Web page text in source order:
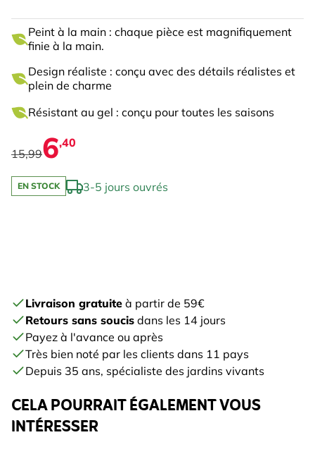
Peint à la main : chaque pièce est magnifiquement
finie à la main.
Design réaliste : conçu avec des détails réalistes et
plein de charme
Résistant au gel : conçu pour toutes les saisons
15,996,40
EN STOCK 3-5 jours ouvrés
Livraison gratuite à partir de 59€
Retours sans soucis dans les 14 jours
Payez à l'avance ou après
Très bien noté par les clients dans 11 pays
Depuis 35 ans, spécialiste des jardins vivants
CELA POURRAIT ÉGALEMENT VOUS
INTÉRESSER